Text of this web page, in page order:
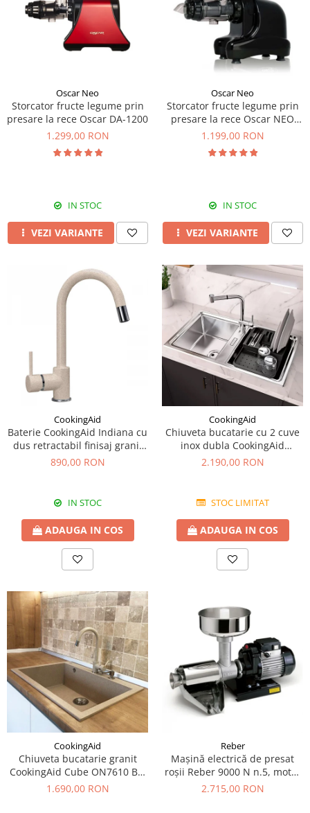
chiuvete
Accesorii chiuvete bucatarie
Gratar protectie chiuveta
Tocatoare lemn si sticla
Sisteme de scurgere si cleme
Tavita scurgere vase/legume/fructe
Dispenser detergent
Rasnite de cafea
Roboti de bucatarie
Combine frigorifice
Espressoare cafea
Aparate de gatit-aragazuri
Seturi Electrocasnice
Termostate si senzori Livolo
Sonerii electrice
Construieste singur
Panouri si rame
Oscar Neo
Storcator fructe legume prin
presare la rece Oscar DA-1200
1.299,00 RON
IN STOC
VEZI VARIANTE
Oscar Neo
Storcator fructe legume prin
presare la rece Oscar NEO
DA1000
1.199,00 RON
IN STOC
VEZI VARIANTE
CookingAid
Baterie CookingAid Indiana cu
dus retractabil finisaj granit
Bej Pigmentat / Avena
890,00 RON
IN STOC
ADAUGA IN COS
CookingAid
Chiuveta bucatarie cu 2 cuve
inox dubla CookingAid
FUSION 86BB
2.190,00 RON
STOC LIMITAT
ADAUGA IN COS
CookingAid
Chiuveta bucatarie granit
CookingAid Cube ON7610 Bej
Pigmentat / Avena + accesorii
1.690,00 RON
Reber
Mașină electrică de presat
roşii Reber 9000 N n.5, motor
prin inducție de 600W,
2.715,00 RON